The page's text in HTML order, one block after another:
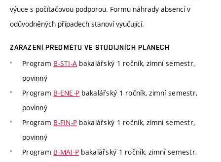
výuce s počítačovou podporou. Formu náhrady absencí v
odůvodněných případech stanoví vyučující.
ZAŘAZENÍ PŘEDMĚTU VE STUDIJNÍCH PLÁNECH
Program B-STI-A bakalářský 1 ročník, zimní semestr,
povinný
Program B-ENE-P bakalářský 1 ročník, zimní semestr,
povinný
Program B-FIN-P bakalářský 1 ročník, zimní semestr,
povinný
Program B-MAI-P bakalářský 1 ročník, zimní semestr,